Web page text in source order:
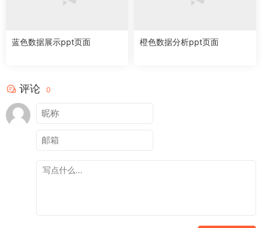
蓝色数据展示ppt页面 橙色数据分析ppt页面
评论 0